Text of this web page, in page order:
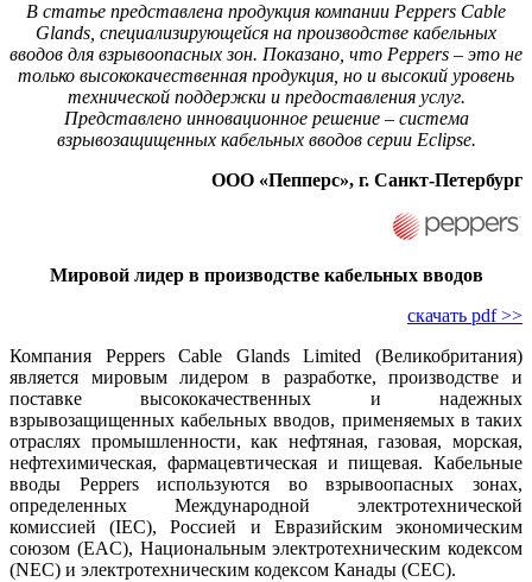
В статье представлена продукция компании Peppers Cable
Glands, специализирующейся на производстве кабельных
вводов для взрывоопасных зон. Показано, что Peppers – это не
только высококачественная продукция, но и высокий уровень
технической поддержки и предоставления услуг.
Представлено инновационное решение – система
взрывозащищенных кабельных вводов серии Eclipse.
ООО «Пепперс», г. Санкт-Петербург
Мировой лидер в производстве кабельных вводов
скачать pdf >>
Компания Peppers Cable Glands Limited (Великобритания)
является мировым лидером в разработке, производстве и
поставке высококачественных и надежных
взрывозащищенных кабельных вводов, применяемых в таких
отраслях промышленности, как нефтяная, газовая, морская,
нефтехимическая, фармацевтическая и пищевая. Кабельные
вводы Peppers используются во взрывоопасных зонах,
определенных Международной электротехнической
комиссией (IEC), Россией и Евразийским экономическим
союзом (EAC), Национальным электротехническим кодексом
(NEC) и электротехническим кодексом Канады (CEC).